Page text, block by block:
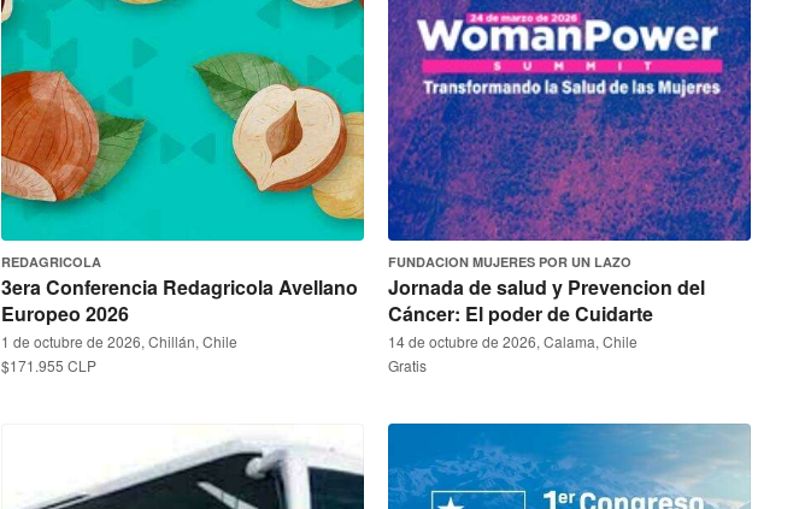
REDAGRICOLA
3era Conferencia Redagricola Avellano
Europeo 2026
1 de octubre de 2026, Chillán, Chile
$171.955 CLP
FUNDACION MUJERES POR UN LAZO
Jornada de salud y Prevencion del
Cáncer: El poder de Cuidarte
14 de octubre de 2026, Calama, Chile
Gratis